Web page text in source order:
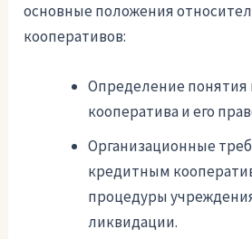
основные положения
кооперативов:
Определение понятия
кооператива и его
Организационные
кредитным
процедуры
ликвидации.